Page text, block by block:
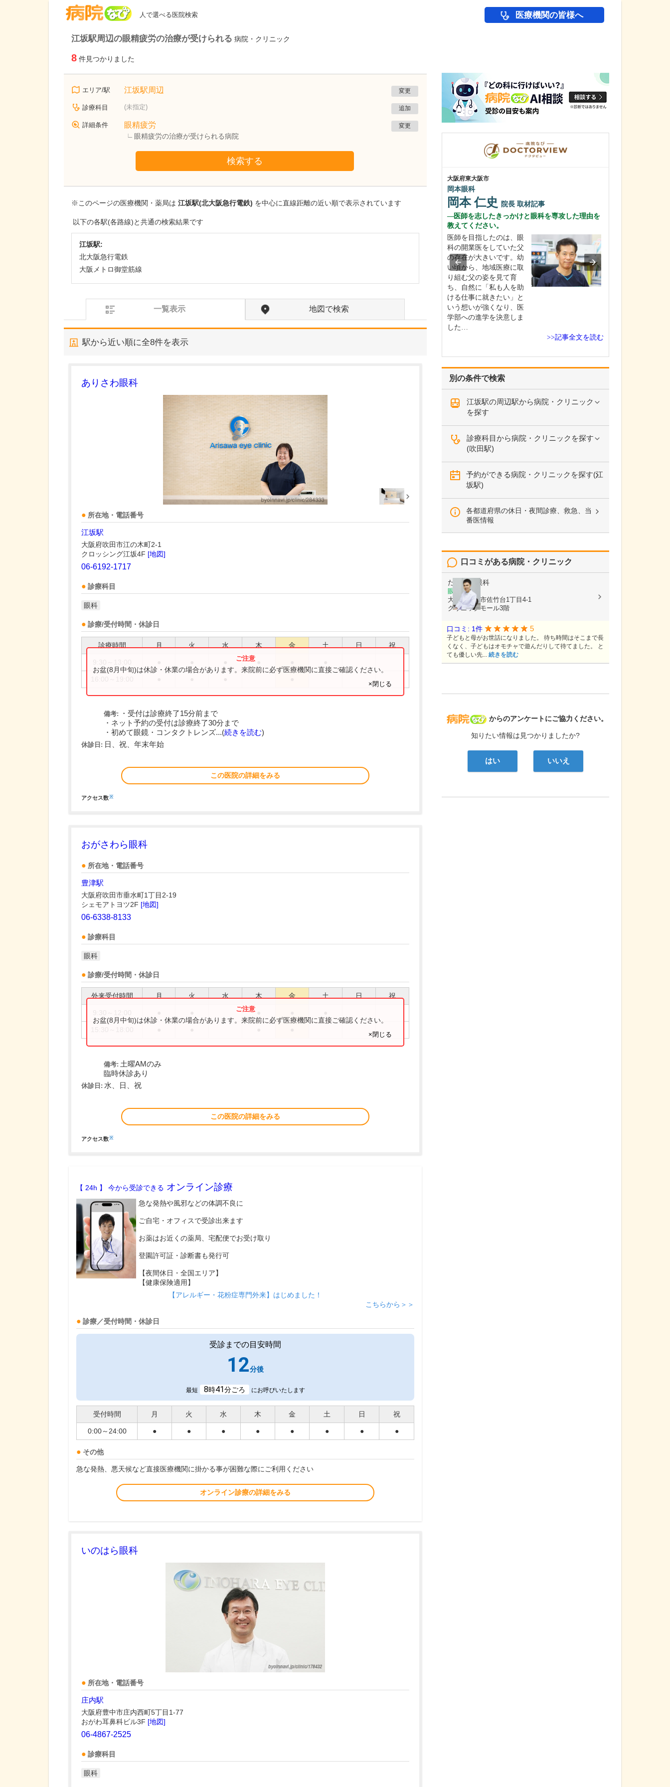
人で選べる医院検索 医療機関の皆様へ
江坂駅周辺の眼精疲労の治療が受けられる 病院・クリニック
8 件見つかりました
エリア/駅 江坂駅周辺 変更
診療科目 (未指定) 追加
詳細条件 眼精疲労
眼精疲労の治療が受けられる病院
変更
検索する
※このページの医療機関・薬局は 江坂駅(北大阪急行電鉄) を中心に直線距離の近い順で表示されています
以下の各駅(各路線)と共通の検索結果です
江坂駅:
北大阪急行電鉄
大阪メトロ御堂筋線
一覧表示 地図で検索
駅から近い順に全8件を表示
ありさわ眼科
所在地・電話番号
江坂駅
大阪府吹田市江の木町2-1
クロッシング江坂4F [地図]
06-6192-1717
診療科目
眼科
診療/受付時間・休診日
診療時間 月 火 水 木 金 土 日 祝
お盆(8月中旬)は休診・休業の場合があります。来院前に必ず医療機関に直接ご確認ください。
×閉じる
備考:
・受付は診療終了15分前まで
・ネット予約の受付は診療終了30分まで
・初めて眼鏡・コンタクトレンズ...(続きを読む)
休診日: 日、祝、年末年始
この医院の詳細をみる
アクセス数※
おがさわら眼科
所在地・電話番号
豊津駅
大阪府吹田市垂水町1丁目2-19
シェモアトヨツ2F [地図]
06-6338-8133
診療科目
眼科
診療/受付時間・休診日
外来受付時間 月 火 水 木 金 土 日 祝
お盆(8月中旬)は休診・休業の場合があります。来院前に必ず医療機関に直接ご確認ください。
×閉じる
備考: 土曜AMのみ
臨時休診あり
休診日: 水、日、祝
この医院の詳細をみる
アクセス数※
【 24h 】 今から受診できる オンライン診療
急な発熱や風邪などの体調不良に
ご自宅・オフィスで受診出来ます
お薬はお近くの薬局、宅配便でお受け取り
登園許可証・診断書も発行可
【夜間休日・全国エリア】
【健康保険適用】
【アレルギー・花粉症専門外来】はじめました！
こちらから＞＞
診療／受付時間・休診日
受診までの目安時間
12分後
最短 8時41分ごろ にお呼びいたします
受付時間 月 火 水 木 金 土 日 祝
0:00～24:00 ● ● ● ● ● ● ● ●
その他
急な発熱、悪天候など直接医療機関に掛かる事が困難な際にご利用ください
オンライン診療の詳細をみる
いのはら眼科
所在地・電話番号
庄内駅
大阪府豊中市庄内西町5丁目1-77
おがわ耳鼻科ビル3F [地図]
06-4867-2525
診療科目
眼科
別の条件で検索
江坂駅の周辺駅から病院・クリニック
を探す
診療科目から病院・クリニックを探す
(吹田駅)
予約ができる病院・クリニックを探す(江
坂駅)
各都道府県の休日・夜間診療、救急、当
番医情報
病院なび
からのアンケートにご協力ください。
知りたい情報は見つかりましたか?
はい いいえ
口コミがある病院・クリニック
たかやま眼科
眼科
大阪府吹田市佐竹台1丁目4-1
クリニックモール3階
口コミ: 1件 5
子どもと母がお世話になりました。 待ち時間はそこまで長
くなく、子どもはオモチャで遊んだりして待てました。 と
ても優しい先... 続きを読む
千里北在宅クリニック
菅 泰彦院長取材記事
学病院や基幹病院での治
療を終え、緩和ケアを必
く…
大阪府東大阪市
岡本眼科
岡本 仁史 院長 取材記事
医師を志したきっかけと眼科を専攻した理由を
教えてください。
医師を目指したのは、眼
科の開業医をしていた父
の存在が大きいです。幼
い頃から、地域医療に取
り組む父の姿を見て育
ち、自然に「私も人を助
ける仕事に就きたい」と
いう想いが強くなり、医
学部への進学を決意しま
した…
>>記事全文を読む